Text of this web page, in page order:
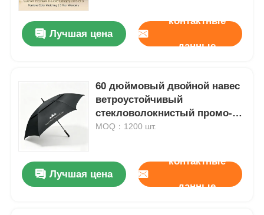
Главная страница
Лучшая цена
контактные
данные
60 дюймовый двойной навес
ветроустойчивый
стекловолокнистый промо-
зонт для гольфа
MOQ：1200 шт.
Лучшая цена
контактные
данные